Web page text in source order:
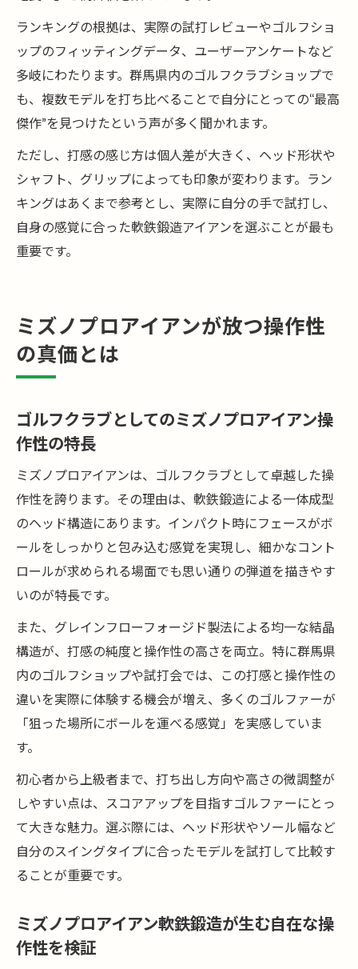
ランキングの根拠は、実際の試打レビューやゴルフショ
ップのフィッティングデータ、ユーザーアンケートなど
多岐にわたります。群馬県内のゴルフクラブショップで
も、複数モデルを打ち比べることで自分にとっての“最高
傑作”を見つけたという声が多く聞かれます。
ただし、打感の感じ方は個人差が大きく、ヘッド形状や
シャフト、グリップによっても印象が変わります。ラン
キングはあくまで参考とし、実際に自分の手で試打し、
自身の感覚に合った軟鉄鍛造アイアンを選ぶことが最も
重要です。
ミズノプロアイアンが放つ操作性
の真価とは
ゴルフクラブとしてのミズノプロアイアン操
作性の特長
ミズノプロアイアンは、ゴルフクラブとして卓越した操
作性を誇ります。その理由は、軟鉄鍛造による一体成型
のヘッド構造にあります。インパクト時にフェースがボ
ールをしっかりと包み込む感覚を実現し、細かなコント
ロールが求められる場面でも思い通りの弾道を描きやす
いのが特長です。
また、グレインフローフォージド製法による均一な結晶
構造が、打感の純度と操作性の高さを両立。特に群馬県
内のゴルフショップや試打会では、この打感と操作性の
違いを実際に体験する機会が増え、多くのゴルファーが
「狙った場所にボールを運べる感覚」を実感していま
す。
初心者から上級者まで、打ち出し方向や高さの微調整が
しやすい点は、スコアアップを目指すゴルファーにとっ
て大きな魅力。選ぶ際には、ヘッド形状やソール幅など
自分のスイングタイプに合ったモデルを試打して比較す
ることが重要です。
ミズノプロアイアン軟鉄鍛造が生む自在な操
作性を検証